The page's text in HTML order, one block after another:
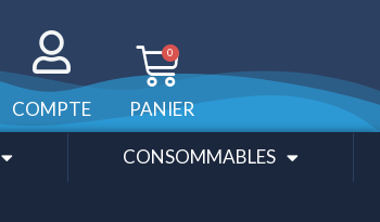
COMPTE
0
Panier
PANIER
CONSOMMABLES